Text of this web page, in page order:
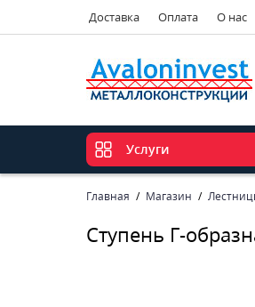
Доставка Оплата О нас
Услуги
Главная Магазин
Ступень Г-